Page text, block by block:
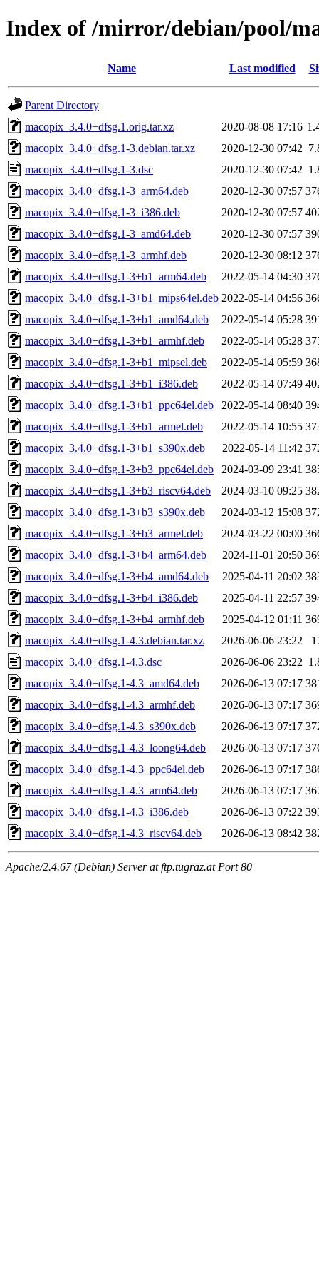
Index of /mirror/debian/pool/
Name Last modified
Parent Directory
macopix_3.4.0+dfsg.1.orig.tar.xz
2020-08-08 17:16
macopix_3.4.0+dfsg.1-3.debian.tar.xz
2020-12-30 07:42
macopix_3.4.0+dfsg.1-3.dsc
2020-12-30 07:42
macopix_3.4.0+dfsg.1-3_arm64.deb
2020-12-30 07:57
macopix_3.4.0+dfsg.1-3_i386.deb
2020-12-30 07:57
macopix_3.4.0+dfsg.1-3_amd64.deb
2020-12-30 07:57
macopix_3.4.0+dfsg.1-3_armhf.deb
2020-12-30 08:12
macopix_3.4.0+dfsg.1-3+b1_arm64.deb
2022-05-14 04:30
macopix_3.4.0+dfsg.1-3+b1_mips64el.deb 2022-05-14 04:56
macopix_3.4.0+dfsg.1-3+b1_amd64.deb
2022-05-14 05:28
macopix_3.4.0+dfsg.1-3+b1_armhf.deb
2022-05-14 05:28
macopix_3.4.0+dfsg.1-3+b1_mipsel.deb
2022-05-14 05:59
macopix_3.4.0+dfsg.1-3+b1_i386.deb
2022-05-14 07:49
macopix_3.4.0+dfsg.1-3+b1_ppc64el.deb
2022-05-14 08:40
macopix_3.4.0+dfsg.1-3+b1_armel.deb
2022-05-14 10:55
macopix_3.4.0+dfsg.1-3+b1_s390x.deb
2022-05-14 11:42
macopix_3.4.0+dfsg.1-3+b3_ppc64el.deb
2024-03-09 23:41
macopix_3.4.0+dfsg.1-3+b3_riscv64.deb
2024-03-10 09:25
macopix_3.4.0+dfsg.1-3+b3_s390x.deb
2024-03-12 15:08
macopix_3.4.0+dfsg.1-3+b3_armel.deb
2024-03-22 00:00
macopix_3.4.0+dfsg.1-3+b4_arm64.deb
2024-11-01 20:50
macopix_3.4.0+dfsg.1-3+b4_amd64.deb
2025-04-11 20:02
macopix_3.4.0+dfsg.1-3+b4_i386.deb
2025-04-11 22:57
macopix_3.4.0+dfsg.1-3+b4_armhf.deb
2025-04-12 01:11
macopix_3.4.0+dfsg.1-4.3.debian.tar.xz
2026-06-06 23:22
macopix_3.4.0+dfsg.1-4.3.dsc
2026-06-06 23:22
macopix_3.4.0+dfsg.1-4.3_amd64.deb
2026-06-13 07:17
macopix_3.4.0+dfsg.1-4.3_armhf.deb
2026-06-13 07:17
macopix_3.4.0+dfsg.1-4.3_s390x.deb
2026-06-13 07:17
macopix_3.4.0+dfsg.1-4.3_loong64.deb
2026-06-13 07:17
macopix_3.4.0+dfsg.1-4.3_ppc64el.deb
2026-06-13 07:17
macopix_3.4.0+dfsg.1-4.3_arm64.deb
2026-06-13 07:17
macopix_3.4.0+dfsg.1-4.3_i386.deb
2026-06-13 07:22
macopix_3.4.0+dfsg.1-4.3_riscv64.deb
2026-06-13 08:42
Apache/2.4.67 (Debian) Server at ftp.tugraz.at Port 80